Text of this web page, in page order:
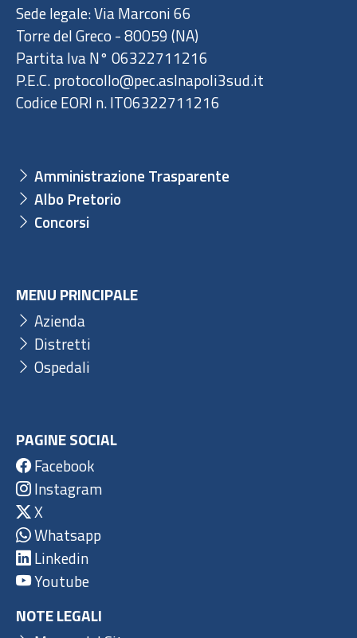
Sede legale: Via Marconi 66
Torre del Greco - 80059 (NA)
Partita Iva N° 06322711216
P.E.C. protocollo@pec.aslnapoli3sud.it
Codice EORI n. IT06322711216
Amministrazione Trasparente
Albo Pretorio
Concorsi
MENU PRINCIPALE
Azienda
Distretti
Ospedali
PAGINE SOCIAL
Facebook
Instagram
X
Whatsapp
Linkedin
Youtube
NOTE LEGALI